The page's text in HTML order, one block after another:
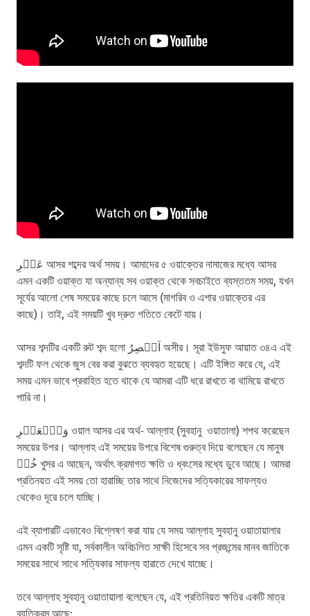
عَصۡرِ আসর শব্দের অর্থ সময়। আমাদের ৫ ওয়াক্তের নামাজের মধ্যে আসর
এমন একটি ওয়াক্ত যা অন্যান্য সব ওয়াক্ত থেকে সবচাইতে ব্যস্ততম সময়, যখন
সূর্যের আলো শেষ সময়ের কাছে চলে আসে (মাগরিব ও এশার ওয়াক্তের এর
কাছে)। তাই, এই সময়টি খুব দ্রুত গতিতে কেটে যায়।
আসর শব্দটির একটি রুট শব্দ হলো اَعۡصِرُ অসীর। সূরা ইউসুফ আয়াত ৩৪এ এই
শব্দটি ফল থেকে জুস বের করা বুঝতে ব্যবহৃত হয়েছে। এটি ইঙ্গিত করে যে, এই
সময় এমন ভাবে প্রবাহিত হতে থাকে যে আমরা এটি ধরে রাখতে বা থামিয়ে রাখতে
পারি না।
وَٱلۡعَصۡرِ ওয়াল আসর এর অর্থ- আল্লাহ (সুবহানু ওয়াতালা) শপথ করেছেন
সময়ের উপর। আল্লাহ এই সময়ের উপরে বিশেষ গুরুত্ব দিয়ে বলেছেন যে মানুষ
خُسۡ খুসর এ আছেন, অর্থাৎ ক্রমাগত ক্ষতি ও ধ্বংসের মধ্যে ডুবে আছে। আমরা
প্রতিনয়ত এই সময় তো হারাচ্ছি তার সাথে নিজেদের সত্যিকারের সাফল্যও
থেকেও দূরে চলে যাচ্ছি।
এই ব্যাপারটি এভাবেও বিশ্লেষণ করা যায় যে সময় আল্লাহ সুবহানু ওয়াতায়ালার
এমন একটি সৃষ্টি যা, সর্বকালীন অবিচলিত সাক্ষী হিসেবে সব প্রজন্মের মানব জাতিকে
সময়ের সাথে সাথে সত্যিকার সাফল্য হারাতে দেখে যাচ্ছে।
তবে আল্লাহ সুবহানু ওয়াতায়ালা বলেছেন যে, এই প্রতিনিয়ত ক্ষতির একটি মাত্র
ব্যতিক্রম আছে: